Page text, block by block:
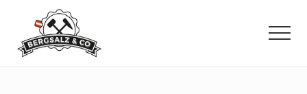
springen
Fußzeile
springen